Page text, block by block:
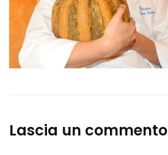
Lascia un commento